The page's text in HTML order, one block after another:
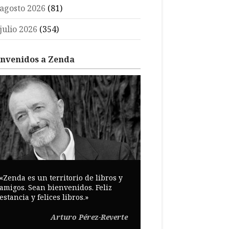
2026 (81)
2026 (354)
a Zenda
es un territorio de libros y
Sean bienvenidos. Feliz
y felices libros.»
Arturo Pérez-Reverte